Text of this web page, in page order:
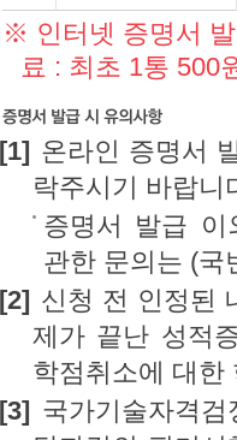
※ 인터넷 증명서
료 : 최초 1통 500
[1] 온라인 증명서
락주시기 바랍니
증명서 발급 이
관한 문의는 (국
[2] 신청 전 인정된
제가 끝난 성적
학점취소에 대한
[3] 국가기술자격